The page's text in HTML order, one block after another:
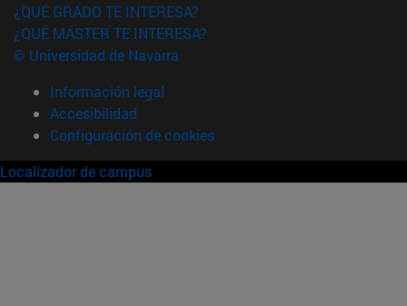
¿QUÉ GRADO TE INTERESA?
¿QUÉ MÁSTER TE INTERESA?
© Universidad de Navarra
Información legal
Accesibilidad
Configuración de cookies
Localizador de campus